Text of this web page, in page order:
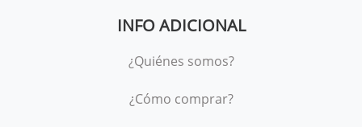
INFO ADICIONAL
¿Quiénes somos?
¿Cómo comprar?